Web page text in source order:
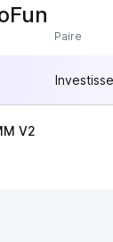
Paire
V2